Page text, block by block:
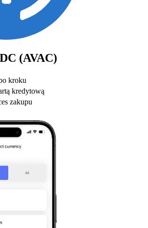
(AVAC)
kroku
kredytową
zakupu